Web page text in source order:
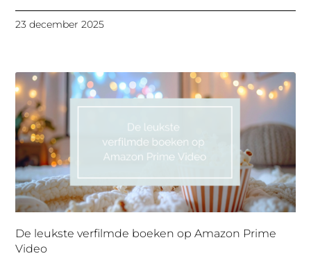
23 december 2025
De leukste verfilmde boeken op Amazon Prime
Video